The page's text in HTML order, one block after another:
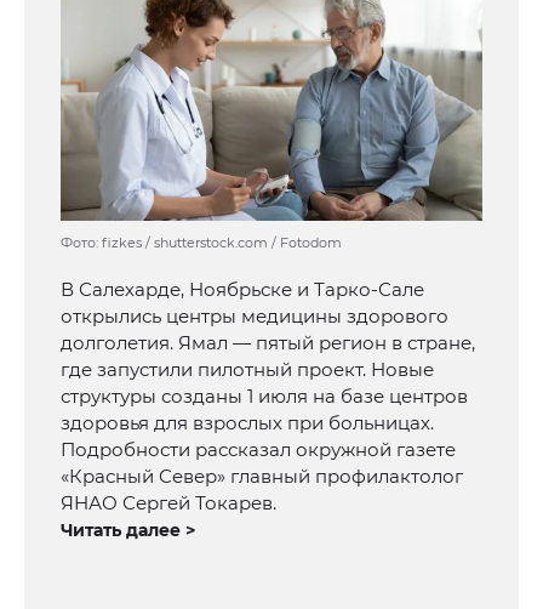
Фото: fizkes / shutterstock.com / Fotodom
В Салехарде, Ноябрьске и Тарко-Сале
открылись центры медицины здорового
долголетия. Ямал — пятый регион в стране,
где запустили пилотный проект. Новые
структуры созданы 1 июля на базе центров
здоровья для взрослых при больницах.
Подробности рассказал окружной газете
«Красный Север» главный профилактолог
ЯНАО Сергей Токарев.
Читать далее >